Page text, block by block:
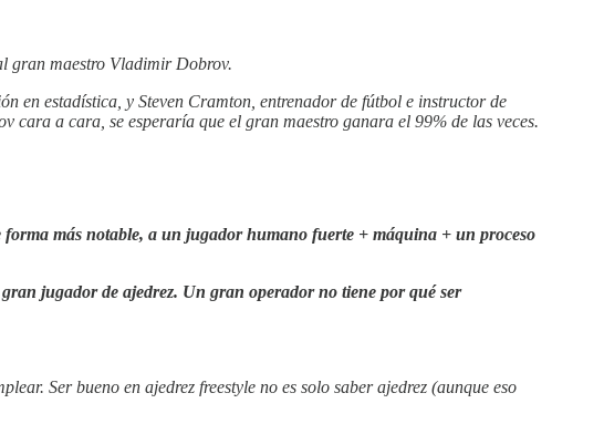
gran maestro Vladimir Dobrov.
en estadística, y Steven Cramton, entrenador de fútbol e instructor de
a cara, se esperaría que el gran maestro ganara el 99% de las veces.
más notable, a un jugador humano fuerte + máquina + un proceso
jugador de ajedrez. Un gran operador no tiene por qué ser
Ser bueno en ajedrez freestyle no es solo saber ajedrez (aunque eso